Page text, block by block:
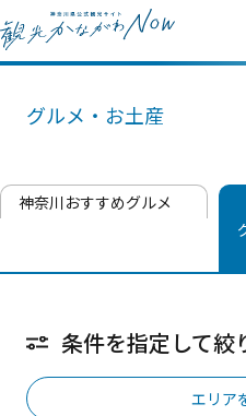
グルメ・お土産
神奈川おすすめグルメ
条件を指定して絞
エリア